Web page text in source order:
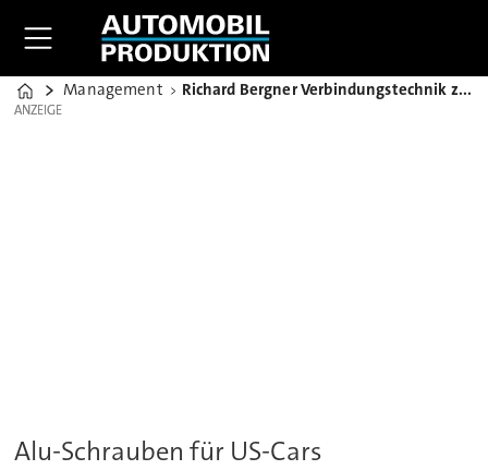
Home
Management Richard Bergner Verbindungstechnik zurrt US-Joint Venture fest
ANZEIGE
ANZEIGE
Alu-Schrauben für US-Cars